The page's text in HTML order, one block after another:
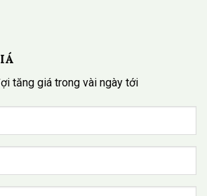
tăng giá trong vài ngày tới